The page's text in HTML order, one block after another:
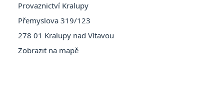
Provaznictví Kralupy
Přemyslova 319/123
278 01 Kralupy nad Vltavou
Zobrazit na mapě